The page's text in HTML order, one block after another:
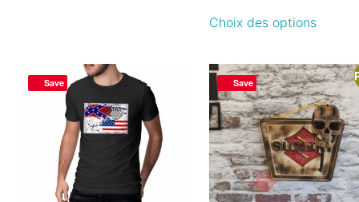
Choix des options
Save Save